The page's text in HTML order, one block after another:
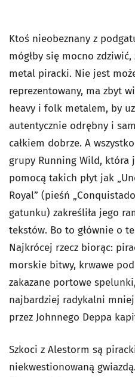
Ktoś nieobeznany z
mógłby się mocno
metal piracki. Nie jest
reprezentowany, ma zbyt
heavy i folk metalem, by
autentycznie odrębny i
całkiem dobrze. A
grupy Running Wild, która
pomocą takich płyt jak
Royal” (pieśń
gatunku) zakreśliła jego
tekstów. Bo to głównie o
Najkrócej rzecz biorąc:
morskie bitwy, krwawe
zakazane portowe
najbardziej radykalni
przez Johnnego Deppa
Szkoci z Alestorm są
niekwestionowaną